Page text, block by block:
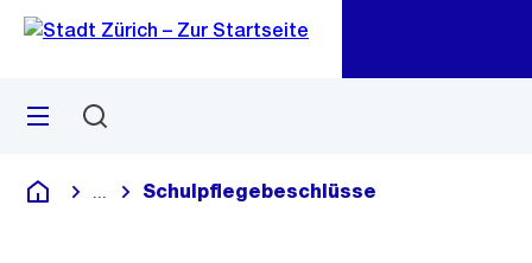
Navigation
Sprunglink
Menü
Deutsch
Blende alle Breadcrumbs ein
Schulpflegebeschlüsse